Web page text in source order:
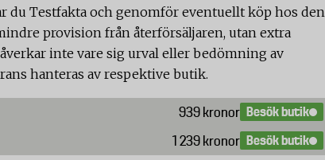
du Testfakta och genomför eventuellt köp hos den
provision från återförsäljaren, utan extra
inte vare sig urval eller bedömning av
hanteras av respektive butik.
939 kronor Besök butik
1 239 kronor Besök butik